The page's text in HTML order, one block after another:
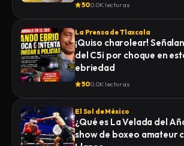
500.0K lecturas
La Prensa de Tlaxcala
¡Quiso charolear!
del C5i por choque en
ebriedad
500.0K lecturas
El Sol de México
¿Qué es La Velada del
show de boxeo amateur